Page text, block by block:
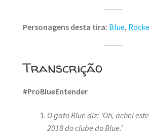
Personagens desta tira: Blue,
Transcrição
#ProBlueEntender
O gato Blue diz: ‘Oh, achei
2018 do clube do Blue.’